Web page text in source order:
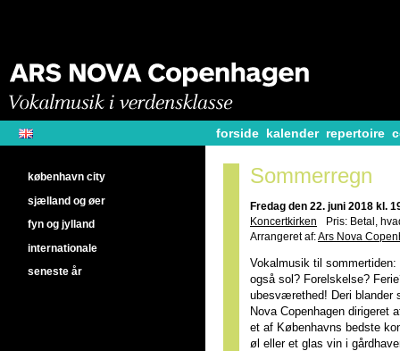
forside kalender repertoire
Sommerregn
Fredag den 22. juni 2018 kl.
Koncertkirken
Pris: Betal,
Arrangeret af:Ars Nova
Vokalmusik til
også sol? Forelskelse?
ubesværethed! Deri blander
Nova Copenhagen dirigeret
et af Københavns bedste
øl eller et glas vin i
københavn city
sjælland og øer
fyn og jylland
internationale
seneste år